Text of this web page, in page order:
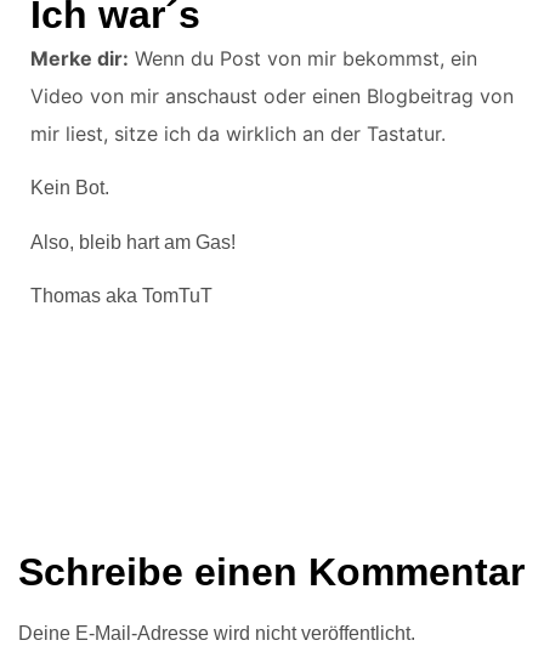
Ich war´s
Merke dir: Wenn du Post von mir bekommst, ein
Video von mir anschaust oder einen Blogbeitrag von
mir liest, sitze ich da wirklich an der Tastatur.
Kein Bot.
Also, bleib hart am Gas!
Thomas aka TomTuT
Schreibe einen Kommentar
Deine E-Mail-Adresse wird nicht veröffentlicht.